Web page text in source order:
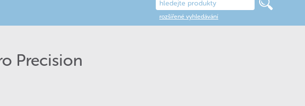
rozšířené vyhledávání
Precision